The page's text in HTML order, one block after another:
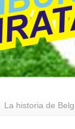
La historia de